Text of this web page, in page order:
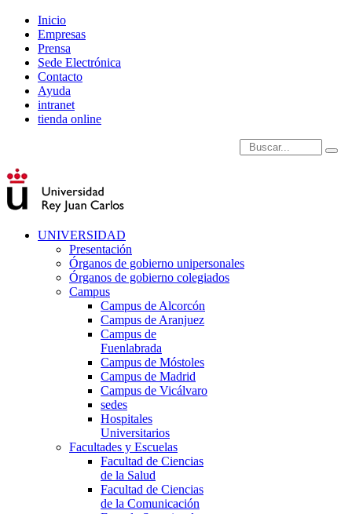
Inicio
Empresas
Prensa
Sede Electrónica
Contacto
Ayuda
intranet
tienda online
Introduce términos de
UNIVERSIDAD
Presentación
Órganos de gobierno unipersonales
Órganos de gobierno colegiados
Campus
Campus de Alcorcón
Campus de Aranjuez
Campus de
Fuenlabrada
Campus de Móstoles
Campus de Madrid
Campus de Vicálvaro
sedes
Hospitales
Universitarios
Facultades y Escuelas
Facultad de Ciencias
de la Salud
Facultad de Ciencias
de la Comunicación